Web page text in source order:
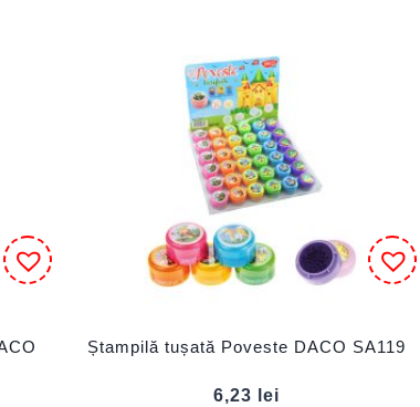
Ștampilă tușată Poveste DACO SA119
6,23 lei